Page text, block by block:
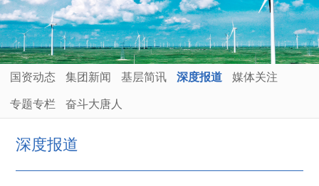
国资动态 集团新闻 基层简讯 深度报道 媒体关注
专题专栏 奋斗大唐人
深度报道